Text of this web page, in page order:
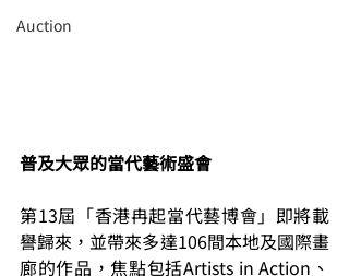
Auction
普及大眾的當代藝術盛會
第13屆「香港冉起當代藝博會」即將載
譽歸來，並帶來多達106間本地及國際畫
廊的作品，焦點包括Artists in Action、